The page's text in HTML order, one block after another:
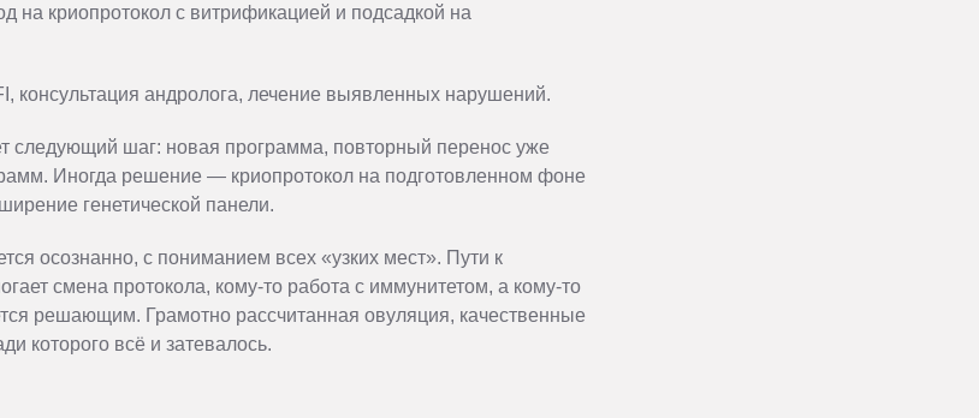
на криопротокол с витрификацией и подсадкой на
андролога, лечение выявленных нарушений.
следующий шаг: новая программа, повторный перенос уже
Иногда решение — криопротокол на подготовленном фоне
генетической панели.
осознанно, с пониманием всех «узких мест». Пути к
смена протокола, кому-то работа с иммунитетом, а кому-то
решающим. Грамотно рассчитанная овуляция, качественные
которого всё и затевалось.